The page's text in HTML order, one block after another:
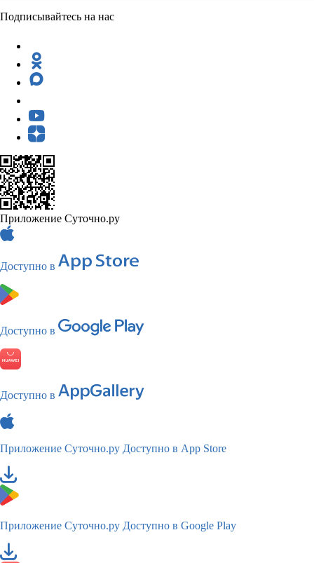
Подписывайтесь на нас
Приложение Суточно.ру
Доступно в
Доступно в
Доступно в
Приложение Суточно.ру Доступно в App Store
Приложение Суточно.ру Доступно в Google Play